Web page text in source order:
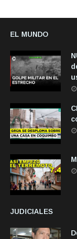
EL MUNDO
JUDICIALES